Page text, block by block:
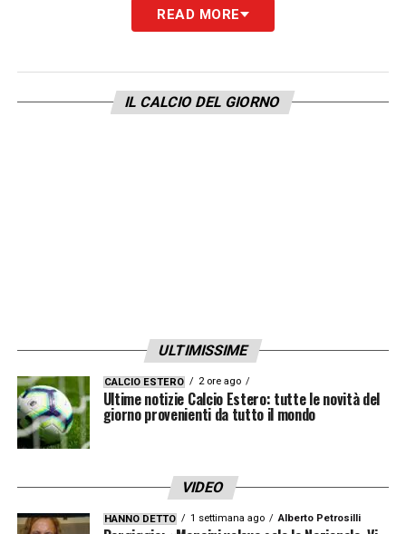
— UEFA (@UEFA)February 17, 2021
LA PLAYLIST DELLE NOSTRE TOP NEWS
READ MORE
IL CALCIO DEL GIORNO
ULTIMISSIME
CALCIO ESTERO 2 ore ago
Ultime notizie Calcio Estero: tutte le novità del
giorno provenienti da tutto il mondo
VIDEO
HANNO DETTO 1 settimana ago Alberto Petrosilli